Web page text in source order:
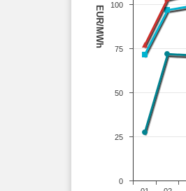
EUR/MWh
0
25
50
75
100